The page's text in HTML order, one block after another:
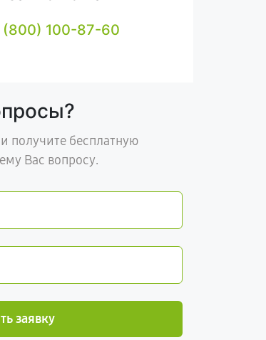
(800) 100-87-60
получите бесплатную
Вас вопросу.
заявку